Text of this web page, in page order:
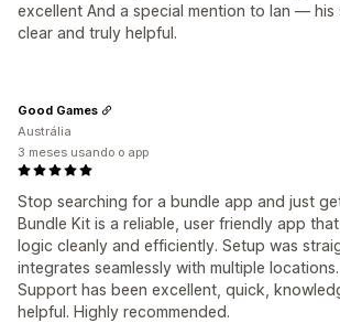
excellent And a special mention to Ian —
clear and truly helpful.
Stop searching for a bundle app and just
Bundle Kit is a reliable, user friendly app
logic cleanly and efficiently. Setup was
integrates seamlessly with multiple locations.
Support has been excellent, quick,
helpful. Highly recommended.
Good Games
Austrália
3 meses usando o app